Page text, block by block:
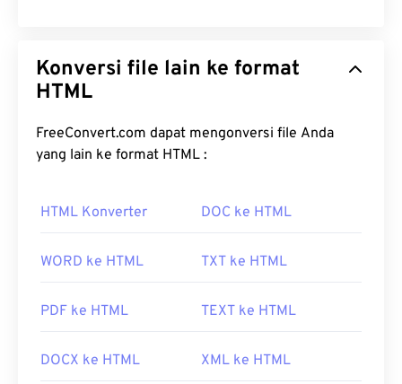
Konversi file lain ke format
HTML
FreeConvert.com dapat mengonversi file Anda
yang lain ke format HTML :
HTML Konverter DOC ke HTML
WORD ke HTML TXT ke HTML
PDF ke HTML TEXT ke HTML
DOCX ke HTML XML ke HTML